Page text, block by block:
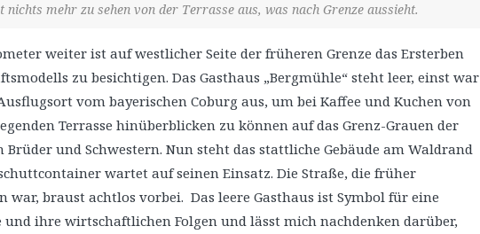
nichts mehr zu sehen von der Terrasse aus, was nach Grenze aussieht.
weiter ist auf westlicher Seite der früheren Grenze das Ersterben
zu besichtigen. Das Gasthaus „Bergmühle“ steht leer, einst war
vom bayerischen Coburg aus, um bei Kaffee und Kuchen von
Terrasse hinüberblicken zu können auf das Grenz-Grauen der
Brüder und Schwestern. Nun steht das stattliche Gebäude am Waldrand
wartet auf seinen Einsatz. Die Straße, die früher
war, braust achtlos vorbei. Das leere Gasthaus ist Symbol für eine
und ihre wirtschaftlichen Folgen und lässt mich nachdenken darüber,